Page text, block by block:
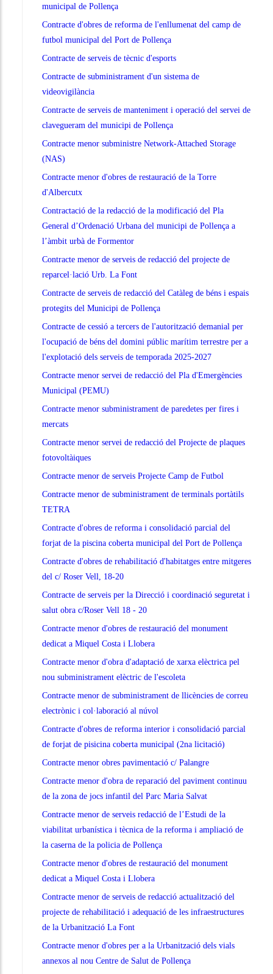
municipal de Pollença
Contracte d'obres de reforma de l'enllumenat del camp de
futbol municipal del Port de Pollença
Contracte de serveis de tècnic d'esports
Contracte de subministrament d'un sistema de
videovigilància
Contracte de serveis de manteniment i operació del servei de
clavegueram del municipi de Pollença
Contracte menor subministre Network-Attached Storage
(NAS)
Contracte menor d'obres de restauració de la Torre
d'Albercutx
Contractació de la redacció de la modificació del Pla
General d’Ordenació Urbana del municipi de Pollença a
l’àmbit urbà de Formentor
Contracte menor de serveis de redacció del projecte de
reparcel·lació Urb. La Font
Contracte de serveis de redacció del Catàleg de béns i espais
protegits del Municipi de Pollença
Contracte de cessió a tercers de l'autorització demanial per
l'ocupació de béns del domini públic marítim terrestre per a
l'explotació dels serveis de temporada 2025-2027
Contracte menor servei de redacció del Pla d'Emergències
Municipal (PEMU)
Contracte menor subministrament de paredetes per fires i
mercats
Contracte menor servei de redacció del Projecte de plaques
fotovoltàiques
Contracte menor de serveis Projecte Camp de Futbol
Contracte menor de subministrament de terminals portàtils
TETRA
Contracte d'obres de reforma i consolidació parcial del
forjat de la piscina coberta municipal del Port de Pollença
Contracte d'obres de rehabilitació d'habitatges entre mitgeres
del c/ Roser Vell, 18-20
Contracte de serveis per la Direcció i coordinació seguretat i
salut obra c/Roser Vell 18 - 20
Contracte menor d'obres de restauració del monument
dedicat a Miquel Costa i Llobera
Contracte menor d'obra d'adaptació de xarxa elèctrica pel
nou subministrament elèctric de l'escoleta
Contracte menor de subministrament de llicències de correu
electrònic i col·laboració al núvol
Contracte d'obres de reforma interior i consolidació parcial
de forjat de pisicina coberta municipal (2na licitació)
Contracte menor obres pavimentació c/ Palangre
Contracte menor d'obra de reparació del paviment continuu
de la zona de jocs infantil del Parc Maria Salvat
Contracte menor de serveis redacció de l’Estudi de la
viabilitat urbanística i tècnica de la reforma i ampliació de
la caserna de la policia de Pollença
Contracte menor d'obres de restauració del monument
dedicat a Miquel Costa i Llobera
Contracte menor de serveis de redacció actualització del
projecte de rehabilitació i adequació de les infraestructures
de la Urbanització La Font
Contracte menor d'obres per a la Urbanització dels vials
annexos al nou Centre de Salut de Pollença